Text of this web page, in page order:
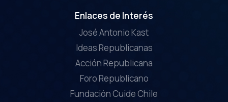
Enlaces de Interés
José Antonio Kast
Ideas Republicanas
Acción Republicana
Foro Republicano
Fundación Cuide Chile